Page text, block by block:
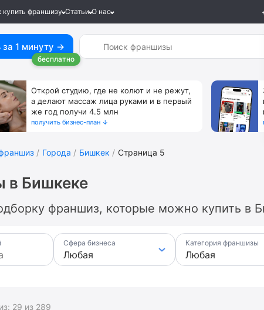
купить франшизу Статьи О нас
за 1 минуту →
бесплатно
Открой студию, где не колют и не режут,
а делают массаж лица руками и в первый
же год получи 4.5 млн
получить бизнес-план ↓
Города Бишкек Страница 5
в Бишкеке
франшиз, которые можно купить в
Сфера бизнеса Категория франшизы
29 из 289